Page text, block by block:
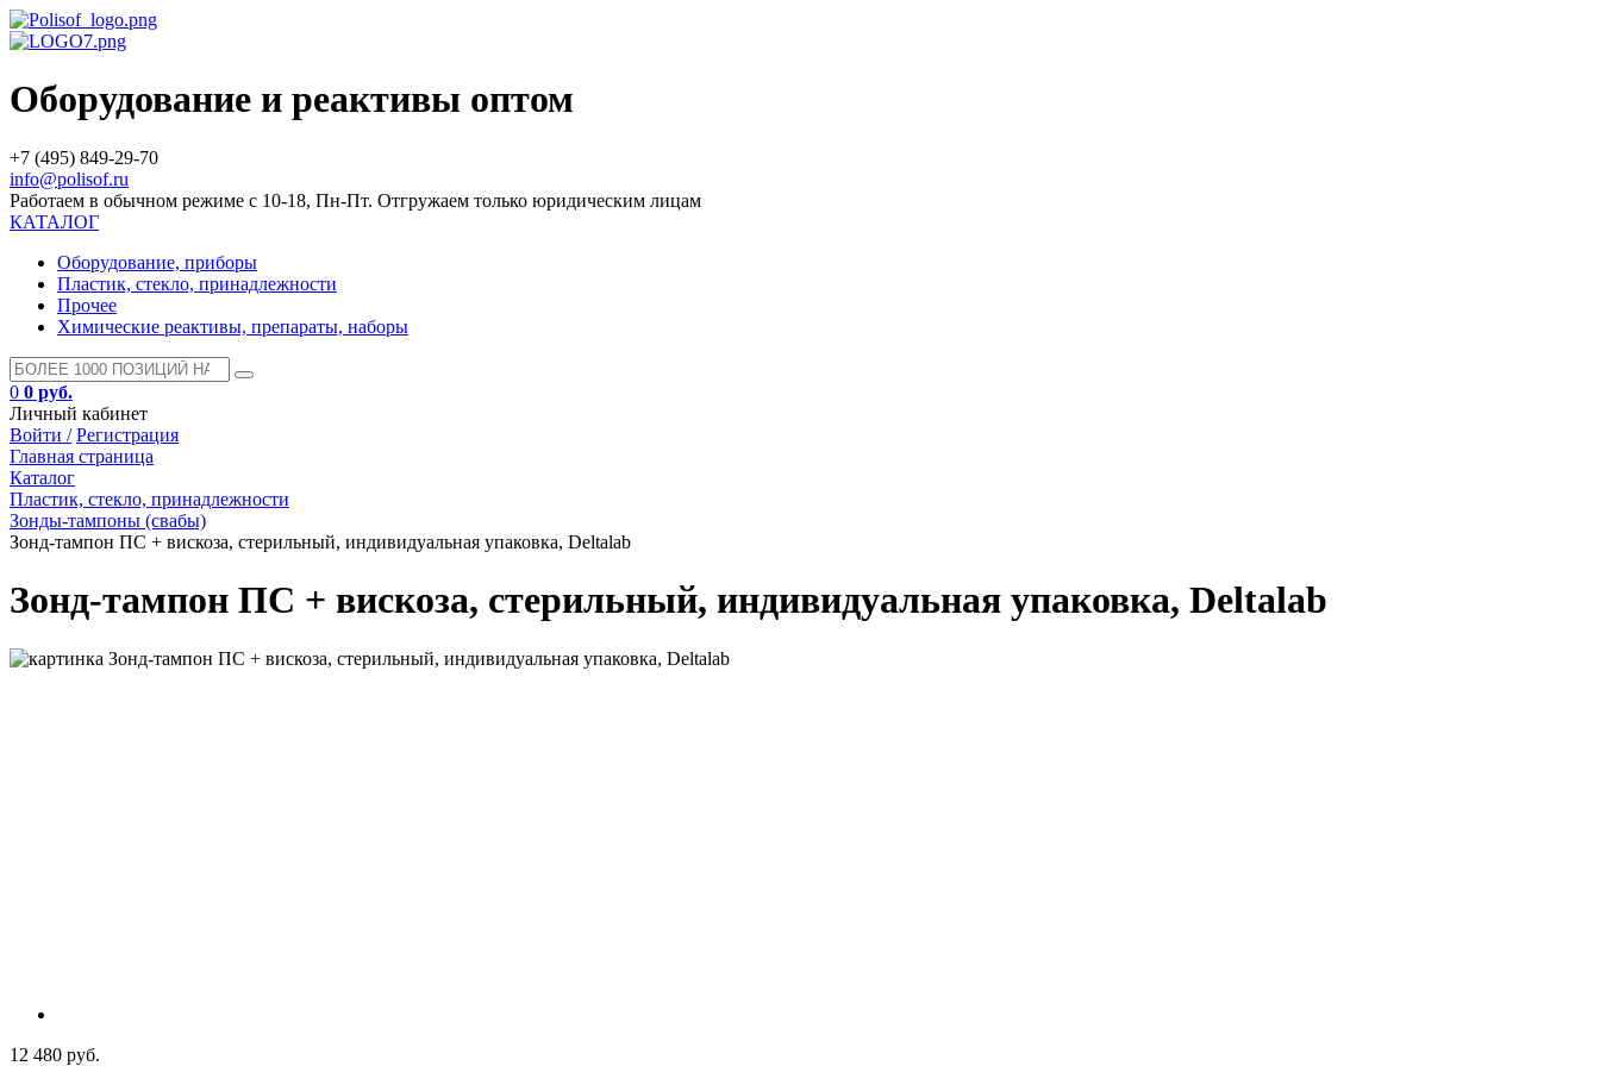
Оборудование и реактивы оптом
+7 (495) 849-29-70
info@polisof.ru
Работаем в обычном режиме с 10-18, Пн-Пт. Отгружаем только юридическим лицам
КАТАЛОГ
Оборудование, приборы
Пластик, стекло, принадлежности
Прочее
Химические реактивы, препараты, наборы
0 0 руб.
Личный кабинет
Войти / Регистрация
Главная страница
Каталог
Пластик, стекло, принадлежности
Зонды-тампоны (свабы)
Зонд-тампон ПС + вискоза, стерильный, индивидуальная упаковка, Deltalab
Зонд-тампон ПС + вискоза, стерильный, индивидуальная упаковка, Deltalab
12 480 руб.